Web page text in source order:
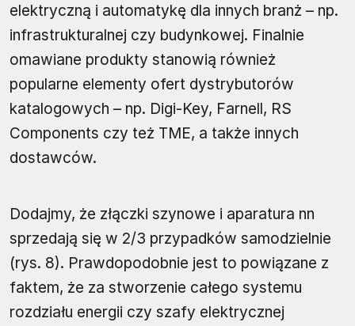
elektryczną i automatykę dla innych branż – np.
infrastrukturalnej czy budynkowej. Finalnie
omawiane produkty stanowią również
popularne elementy ofert dystrybutorów
katalogowych – np. Digi-Key, Farnell, RS
Components czy też TME, a także innych
dostawców.
Dodajmy, że złączki szynowe i aparatura nn
sprzedają się w 2/3 przypadków samodzielnie
(rys. 8). Prawdopodobnie jest to powiązane z
faktem, że za stworzenie całego systemu
rozdziału energii czy szafy elektrycznej